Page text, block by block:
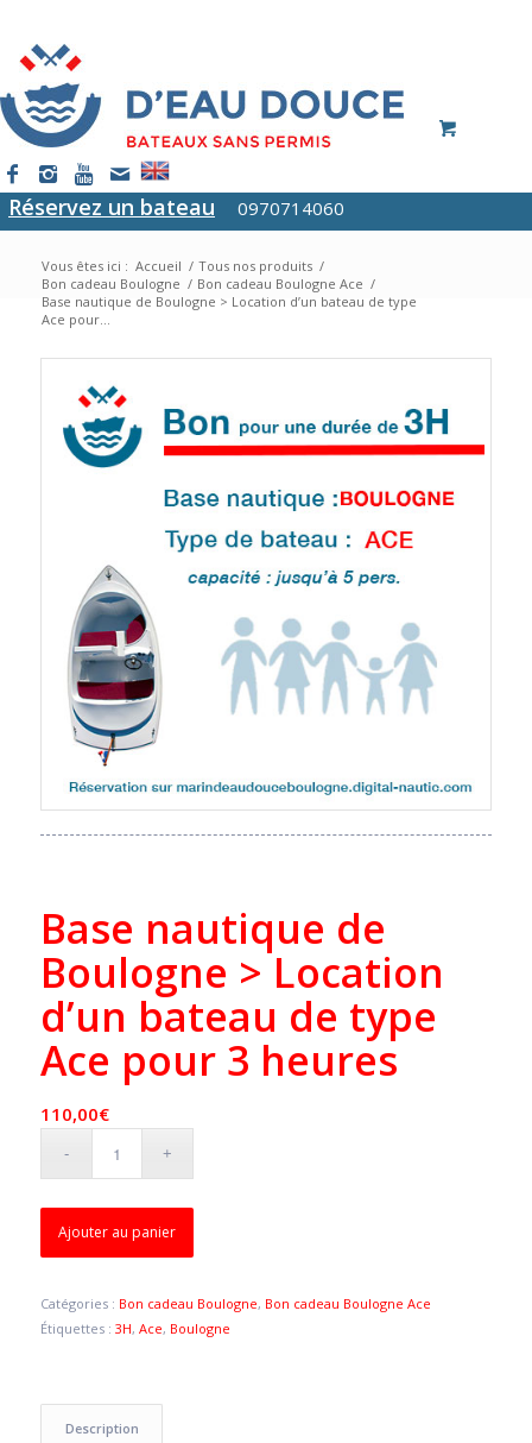
Réservez un bateau 0970714060
Vous êtes ici : Accueil / Tous nos produits /
Bon cadeau Boulogne / Bon cadeau Boulogne Ace /
Base nautique de Boulogne > Location d’un bateau de type
Ace pour...
Base nautique de
Boulogne > Location
d’un bateau de type
Ace pour 3 heures
110,00€
Ajouter au panier
Catégories : Bon cadeau Boulogne, Bon cadeau Boulogne Ace
Étiquettes : 3H, Ace, Boulogne
Description